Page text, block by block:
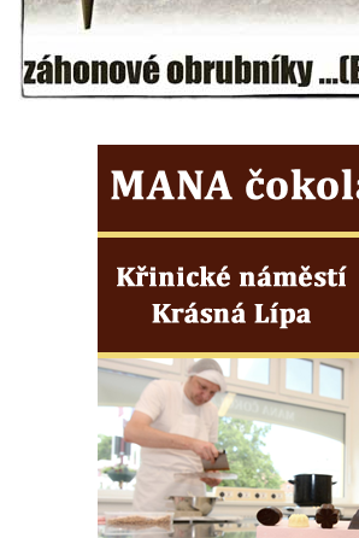
Kenotaf Josefa Matese na hřbitově v Lužici
hřbitově v Lužici
Lužici
Pamětní deska pochodu smrti v Saupsdorfu
Pomník obětem 2. světové války v parku
Walthera von der Vogelweide v Duchcově
Památník obětem holokaustu v Lipové ulici
v Duchcově
Pomník obětem válek v Jeníkově
Pamětní deska obětem 1. světové války na